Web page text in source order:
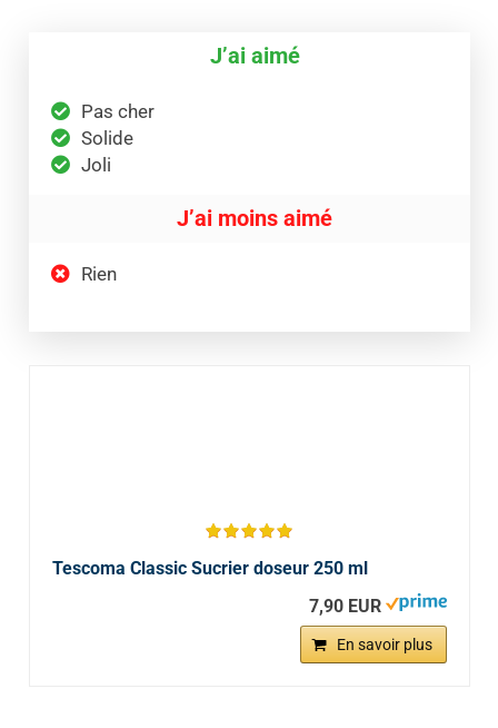
J’ai aimé
Pas cher
Solide
Joli
J’ai moins aimé
Rien
Tescoma Classic Sucrier doseur 250 ml
7,90 EUR
En savoir plus